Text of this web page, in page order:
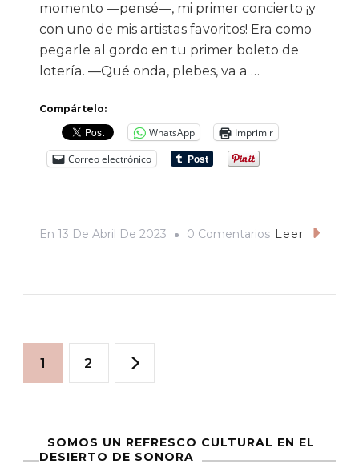
momento —pensé—, mi primer concierto ¡y
con uno de mis artistas favoritos! Era como
pegarle al gordo en tu primer boleto de
lotería. —Qué onda, plebes, va a …
Compártelo:
WhatsApp
Imprimir
Correo electrónico
En 13 De Abril De 2023 0 ComentariosEnLeer
Paginación
entradas
Página
1 Página
2
SOMOS UN REFRESCO CULTURAL EN EL
DESIERTO DE SONORA